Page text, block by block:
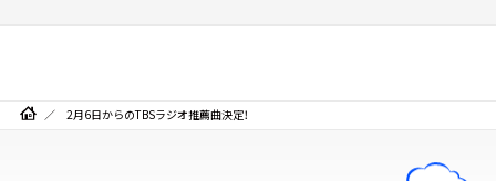
2月6日からのTBSラジオ推薦曲決定！